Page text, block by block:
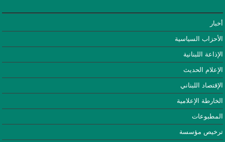
أخبار
الأحزاب السياسية
الإذاعة اللبنانية
الإعلام الحديث
الإقتصاد اللبناني
الخارطة الإعلامية
المطبوعات
ترخيص مؤسسة